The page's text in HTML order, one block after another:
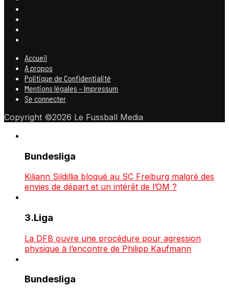
Accueil
A propos
Politique de Confidentialité
Mentions légales – Impressum
Se connecter
Copyright ©2026 Le Fussball Media
Bundesliga
Kiliann Sildillia bloqué au SC Freiburg malgré des
envies de départ et un intérêt de l’OM ?
3.Liga
La DFB ouvre une procédure pour agression
physique à l’encontre de Philipp Kaufmann
Bundesliga